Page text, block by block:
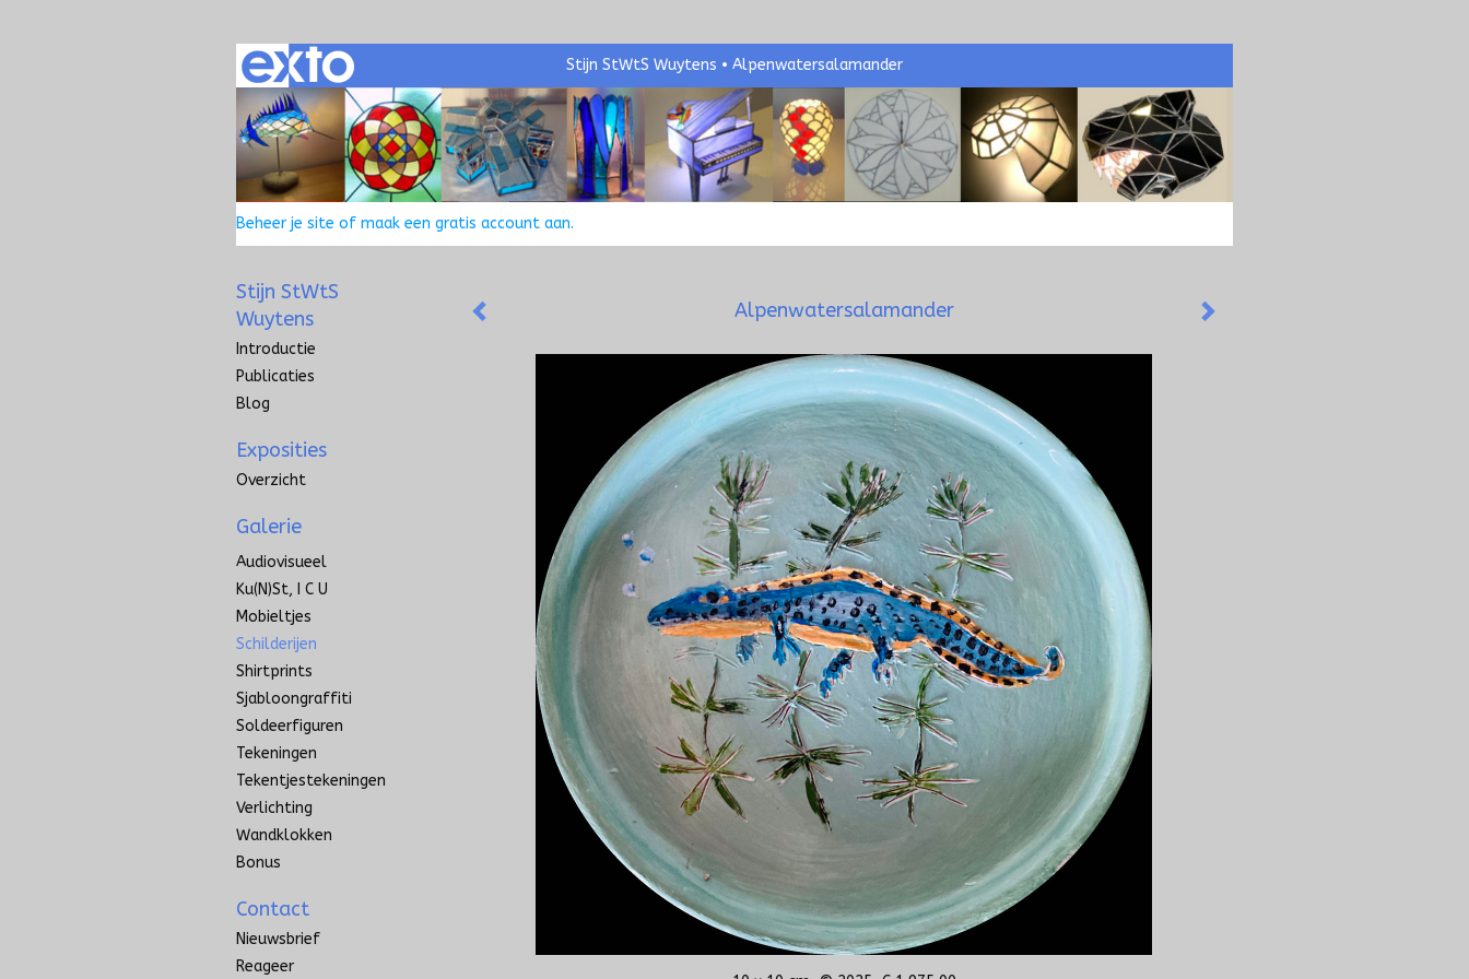
Stijn StWtS Wuytens Alpenwatersalamander
Beheer je site of maak een gratis account aan.
Alpenwatersalamander
Stijn StWtS
Wuytens
Introductie
Publicaties
Blog
Exposities
Overzicht
Galerie
Audiovisueel
Ku(n)st, I C U
Mobieltjes
Schilderijen
Shirtprints
Sjabloongraffiti
Soldeerfiguren
Tekeningen
Tekentjestekeningen
Verlichting
Wandklokken
Bonus
Contact
Nieuwsbrief
Reageer